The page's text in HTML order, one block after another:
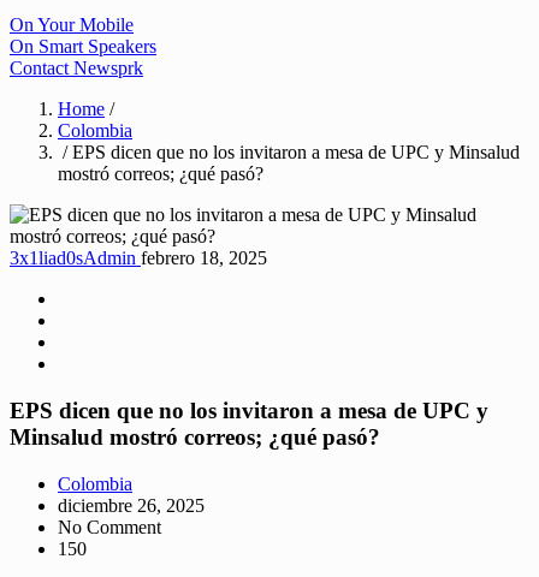
On Your Mobile
On Smart Speakers
Contact Newsprk
Home /
Colombia
/ EPS dicen que no los invitaron a mesa de UPC y Minsalud
mostró correos; ¿qué pasó?
3x1liad0sAdmin febrero 18, 2025
EPS dicen que no los invitaron a mesa de UPC y
Minsalud mostró correos; ¿qué pasó?
Colombia
diciembre 26, 2025
No Comment
150